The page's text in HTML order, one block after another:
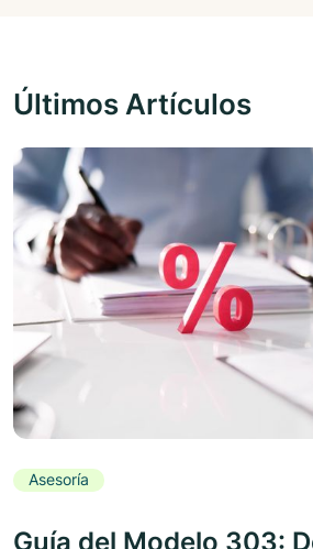
Últimos Artículos
Asesoría
Guía del Modelo 303: